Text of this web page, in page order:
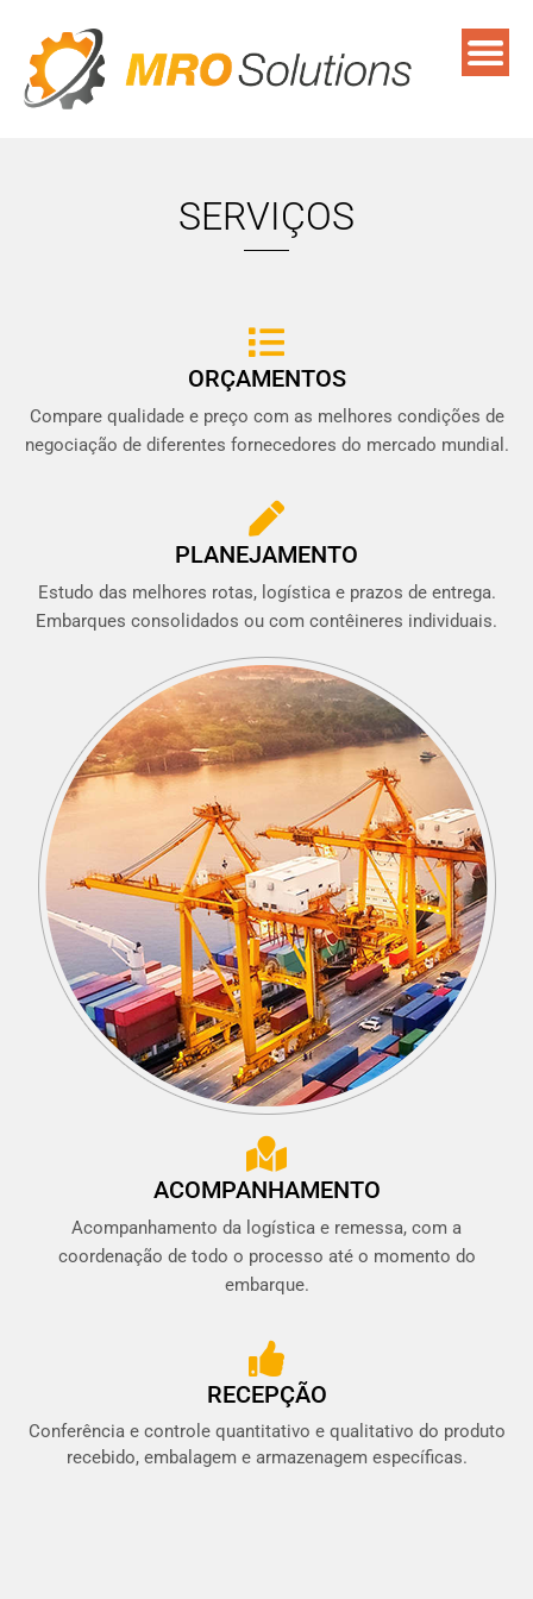
SERVIÇOS
ORÇAMENTOS
Compare qualidade e preço com as melhores condições de
negociação de diferentes fornecedores do mercado mundial.
PLANEJAMENTO
Estudo das melhores rotas, logística e prazos de entrega.
Embarques consolidados ou com contêineres individuais.
ACOMPANHAMENTO
Acompanhamento da logística e remessa, com a
coordenação de todo o processo até o momento do
embarque.
RECEPÇÃO
Conferência e controle quantitativo e qualitativo do produto
recebido, embalagem e armazenagem específicas.